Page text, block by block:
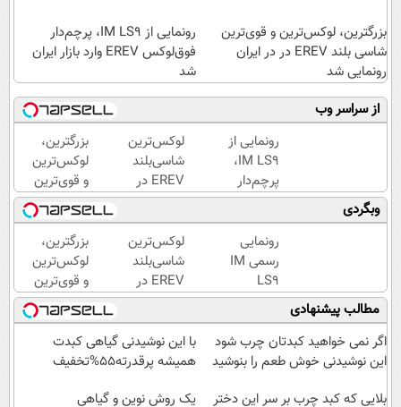
بزرگترین، لوکس‌ترین و قوی‌ترین
شاسی بلند EREV در در ایران
رونمایی شد
رونمایی از IM LS9، پرچم‌دار
فوق‌لوکس EREV وارد بازار ایران
شد
از سراسر وب
رونمایی از
IM LS9،
پرچم‌دار
فوق‌لوکس
EREV
وارد بازار
ایران شد
لوکس‌ترین
شاسی‌بلند
EREV در
ایران،
توسط نیکا
موتور
رونمایی
شد!
بزرگترین،
لوکس‌ترین
و قوی‌ترین
شاسی بلند
EREV در
در ایران
رونمایی
شد
وبگردی
رونمایی
رسمی IM
LS9
لوکس‌ترین
EREV در
ایران
لوکس‌ترین
شاسی‌بلند
EREV در
ایران،
توسط نیکا
موتور
رونمایی
بزرگترین،
لوکس‌ترین
و قوی‌ترین
شاسی بلند
EREV در
در ایران
رونمایی
مطالب پیشنهادی
اگر نمی خواهید کبدتان چرب شود
این نوشیدنی خوش طعم را بنوشید
با این نوشیدنی گیاهی کبدت
همیشه پرقدرته55%تخفیف
بلایی که کبد چرب بر سر این دختر
یک روش نوین و گیاهی